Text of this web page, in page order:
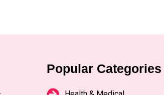
Popular Categories